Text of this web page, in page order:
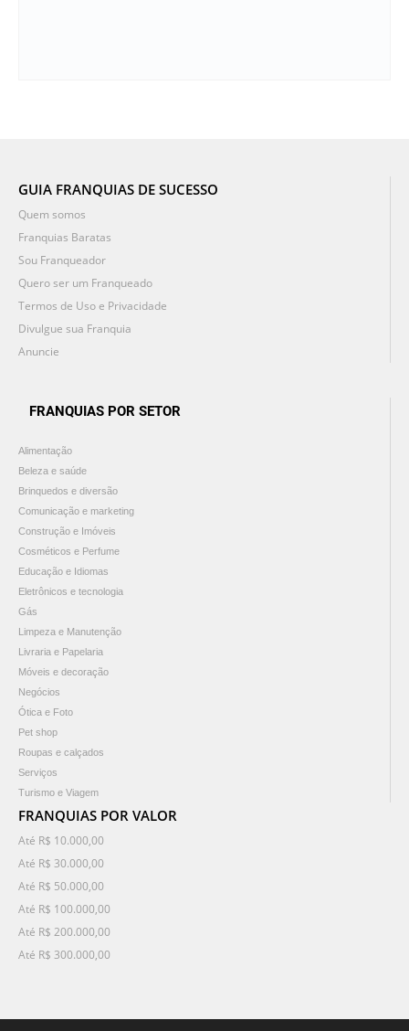
GUIA FRANQUIAS DE SUCESSO
Quem somos
Franquias Baratas
Sou Franqueador
Quero ser um Franqueado
Termos de Uso e Privacidade
Divulgue sua Franquia
Anuncie
FRANQUIAS POR SETOR
Alimentação
Beleza e saúde
Brinquedos e diversão
Comunicação e marketing
Construção e Imóveis
Cosméticos e Perfume
Educação e Idiomas
Eletrônicos e tecnologia
Gás
Limpeza e Manutenção
Livraria e Papelaria
Móveis e decoração
Negócios
Ótica e Foto
Pet shop
Roupas e calçados
Serviços
Turismo e Viagem
FRANQUIAS POR VALOR
Até R$ 10.000,00
Até R$ 30.000,00
Até R$ 50.000,00
Até R$ 100.000,00
Até R$ 200.000,00
Até R$ 300.000,00